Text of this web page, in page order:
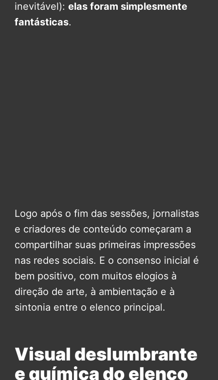
inevitável): elas foram simplesmente
fantásticas.
Logo após o fim das sessões, jornalistas
e criadores de conteúdo começaram a
compartilhar suas primeiras impressões
nas redes sociais. E o consenso inicial é
bem positivo, com muitos elogios à
direção de arte, à ambientação e à
sintonia entre o elenco principal.
Visual deslumbrante
e química do elenco